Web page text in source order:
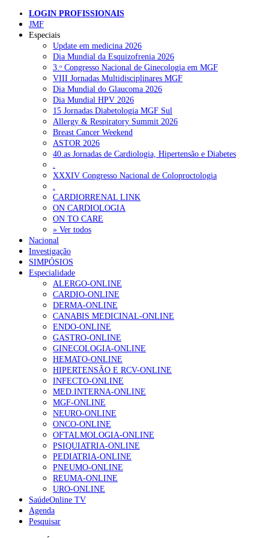
Infeções sexualmente transmissíveis. “Temos de aumentar a
acessibilidade ao rastreio em consultas e de forma anónima e
confidencial”
NOTÍCIAS RECENTES
Quase 11.900 jovens recorreram aos cheques psicólogo e
nutricionista no primeiro mês 7 de Agosto, 2026
ULS de Coimbra estreia cirurgia endoscópica do ouvido com
apoio robótico em Portugal 7 de Agosto, 2026
Enfermeiros exigem esclarecimentos sobre eventual gestão
privada da ULS do Algarve
Ordem dos Médicos alerta para riscos no novo sistema de acesso
a consultas e cirurgias 7 de Agosto, 2026
Portugal está a formar os médicos de que precisa?
2026
NOTÍCIAS MAIS LIDAS
Enfermagem Forense. “Da urgência ao tribunal, cada
gesto conta e cada profissional faz a diferença”
203 visualizações
1.º Episódio do Podcast “Frequência Cardio – Sintoniza-
te na Insuficiência Cardíaca” da Bayer
169 visualizações
Alguns milhares de utentes podem ficar sem médico de
família com nova regras do registo, alerta associação
132 visualizações
“Os programas de rastreio do cancro do pulmão são
custo-efetivos e representam um investimento
sustentável para os sistemas de saúde”
93 visualizações
LOGIN PROFISSIONAIS
JMF
Especiais
Update em medicina 2026
Dia Mundial da Esquizofrenia 2026
3.ᵒ Congresso Nacional de Ginecologia em MGF
VIII Jornadas Multidisciplinares MGF
Dia Mundial do Glaucoma 2026
Dia Mundial HPV 2026
15 Jornadas Diabetologia MGF Sul
Allergy & Respiratory Summit 2026
Breast Cancer Weekend
ASTOR 2026
40.as Jornadas de Cardiologia, Hipertensão e Diabetes
.
XXXIV Congresso Nacional de Coloproctologia
.
CARDIORRENAL LINK
ON CARDIOLOGIA
ON TO CARE
» Ver todos
Nacional
Investigação
SIMPÓSIOS
Especialidade
ALERGO-ONLINE
CARDIO-ONLINE
DERMA-ONLINE
CANABIS MEDICINAL-ONLINE
ENDO-ONLINE
GASTRO-ONLINE
GINECOLOGIA-ONLINE
HEMATO-ONLINE
HIPERTENSÃO E RCV-ONLINE
INFECTO-ONLINE
MED.INTERNA-ONLINE
MGF-ONLINE
NEURO-ONLINE
ONCO-ONLINE
OFTALMOLOGIA-ONLINE
PSIQUIATRIA-ONLINE
PEDIATRIA-ONLINE
PNEUMO-ONLINE
REUMA-ONLINE
URO-ONLINE
SaúdeOnline TV
Agenda
Pesquisar